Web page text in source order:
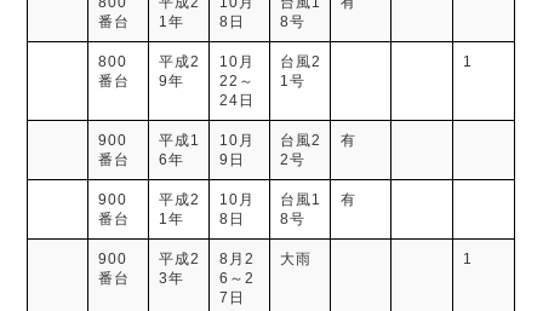
番台
1年
8日
8号
800
番台
平成2
9年
10月
22～
24日
台風2
1号
1
900
番台
平成1
6年
10月
9日
台風2
2号
有
900
番台
平成2
1年
10月
8日
台風1
8号
有
900
番台
平成2
3年
8月2
6～2
7日
大雨 1